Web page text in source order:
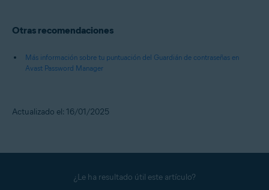
Otras recomendaciones
Más información sobre tu puntuación del Guardián de contraseñas en
Avast Password Manager
Actualizado el: 16/01/2025
¿Le ha resultado útil este artículo?